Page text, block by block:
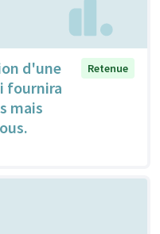
d'une
fournira
mais
Retenue